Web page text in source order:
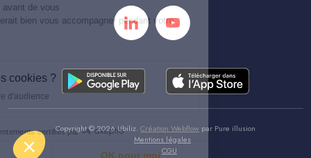
Copyright ©2026Ubiliz. Création Webflow par Pure illusion
Mentions légales
CGU
ce site vous intéresse avant de vous
déranger, mais on aimerait bien vous accompagner pendant votre
À quoi servent ces cookies ?
Statistiques et mesure d'audience
Consentements certifiés par